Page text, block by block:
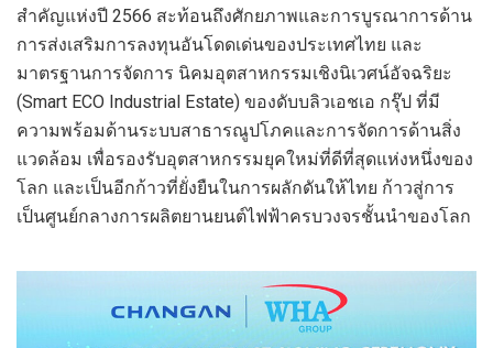
สำคัญแห่งปี 2566 สะท้อนถึงศักยภาพและการบูรณาการด้าน
การส่งเสริมการลงทุนอันโดดเด่นของประเทศไทย และ
มาตรฐานการจัดการ นิคมอุตสาหกรรมเชิงนิเวศน์อัจฉริยะ
(Smart ECO Industrial Estate) ของดับบลิวเอชเอ กรุ๊ป ที่มี
ความพร้อมด้านระบบสาธารณูปโภคและการจัดการด้านสิ่ง
แวดล้อม เพื่อรองรับอุตสาหกรรมยุคใหม่ที่ดีที่สุดแห่งหนึ่งของ
โลก และเป็นอีกก้าวที่ยั่งยืนในการผลักดันให้ไทย ก้าวสู่การ
เป็นศูนย์กลางการผลิตยานยนต์ไฟฟ้าครบวงจรชั้นนำของโลก